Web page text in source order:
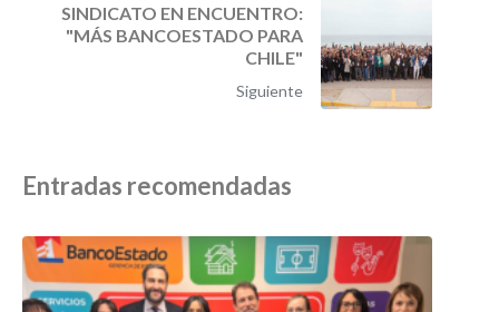
SINDICATO EN ENCUENTRO:
"MÁS BANCOESTADO PARA
CHILE"
Siguiente
Entradas recomendadas